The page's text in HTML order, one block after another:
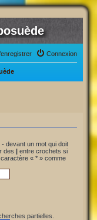
Connexion
- devant un mot qui doit
des | entre crochets si
« * » comme
partielles.